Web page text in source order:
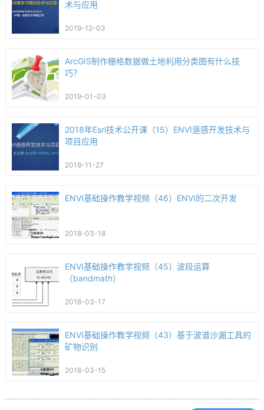
术与应用
2019-12-03
ArcGIS制作栅格数据做土地利用分类图有什么技
巧？
2019-01-03
2018年Esri技术公开课（15）ENVI遥感开发技术与
项目应用
2018-11-27
ENVI基础操作教学视频（46）ENVI的二次开发
2018-03-18
ENVI基础操作教学视频（45）波段运算
（bandmath）
2018-03-17
ENVI基础操作教学视频（43）基于波谱沙漏工具的
矿物识别
2018-03-15